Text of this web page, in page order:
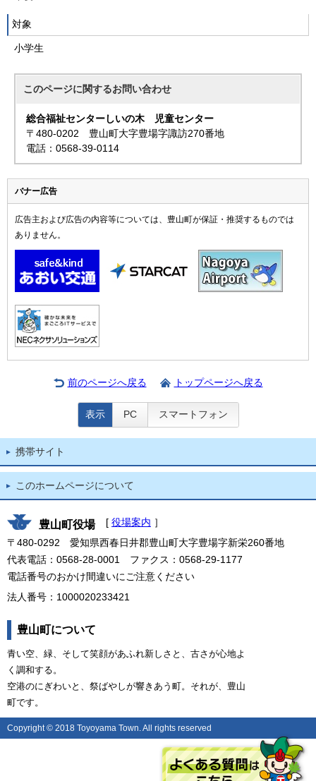
対象
小学生
このページに関するお問い合わせ
総合福祉センターしいの木 児童センター
〒480-0202 豊山町大字豊場字諏訪270番地
電話：0568-39-0114
バナー広告
広告主および広告の内容等については、豊山町が保証・推奨するものでは
ありません。
前のページへ戻る トップページへ戻る
表示 PC スマートフォン
携帯サイト
このホームページについて
豊山町役場 [ 役場案内 ］
〒480-0292 愛知県西春日井郡豊山町大字豊場字新栄260番地
代表電話：0568-28-0001 ファクス：0568-29-1177
電話番号のおかけ間違いにご注意ください
法人番号：1000020233421
豊山町について
青い空、緑、そして笑顔があふれ新しさと、古さが心地よ
く調和する。
空港のにぎわいと、祭ばやしが響きあう町。それが、豊山
町です。
Copyright © 2018 Toyoyama Town. All rights reserved